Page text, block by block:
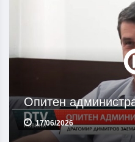
Опитен
17/06/2026